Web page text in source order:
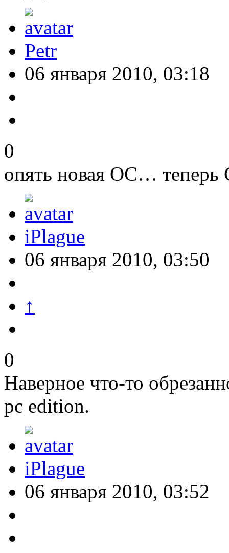
Petr
06 января 2010, 03:18
0
опять новая ОС… теперь
iPlague
06 января 2010, 03:50
↑
0
Наверное что-то
pc edition.
iPlague
06 января 2010, 03:52